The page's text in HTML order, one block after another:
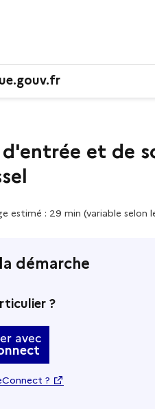
et de
estimé : 29 min (variable selon
démarche
?
avec
?